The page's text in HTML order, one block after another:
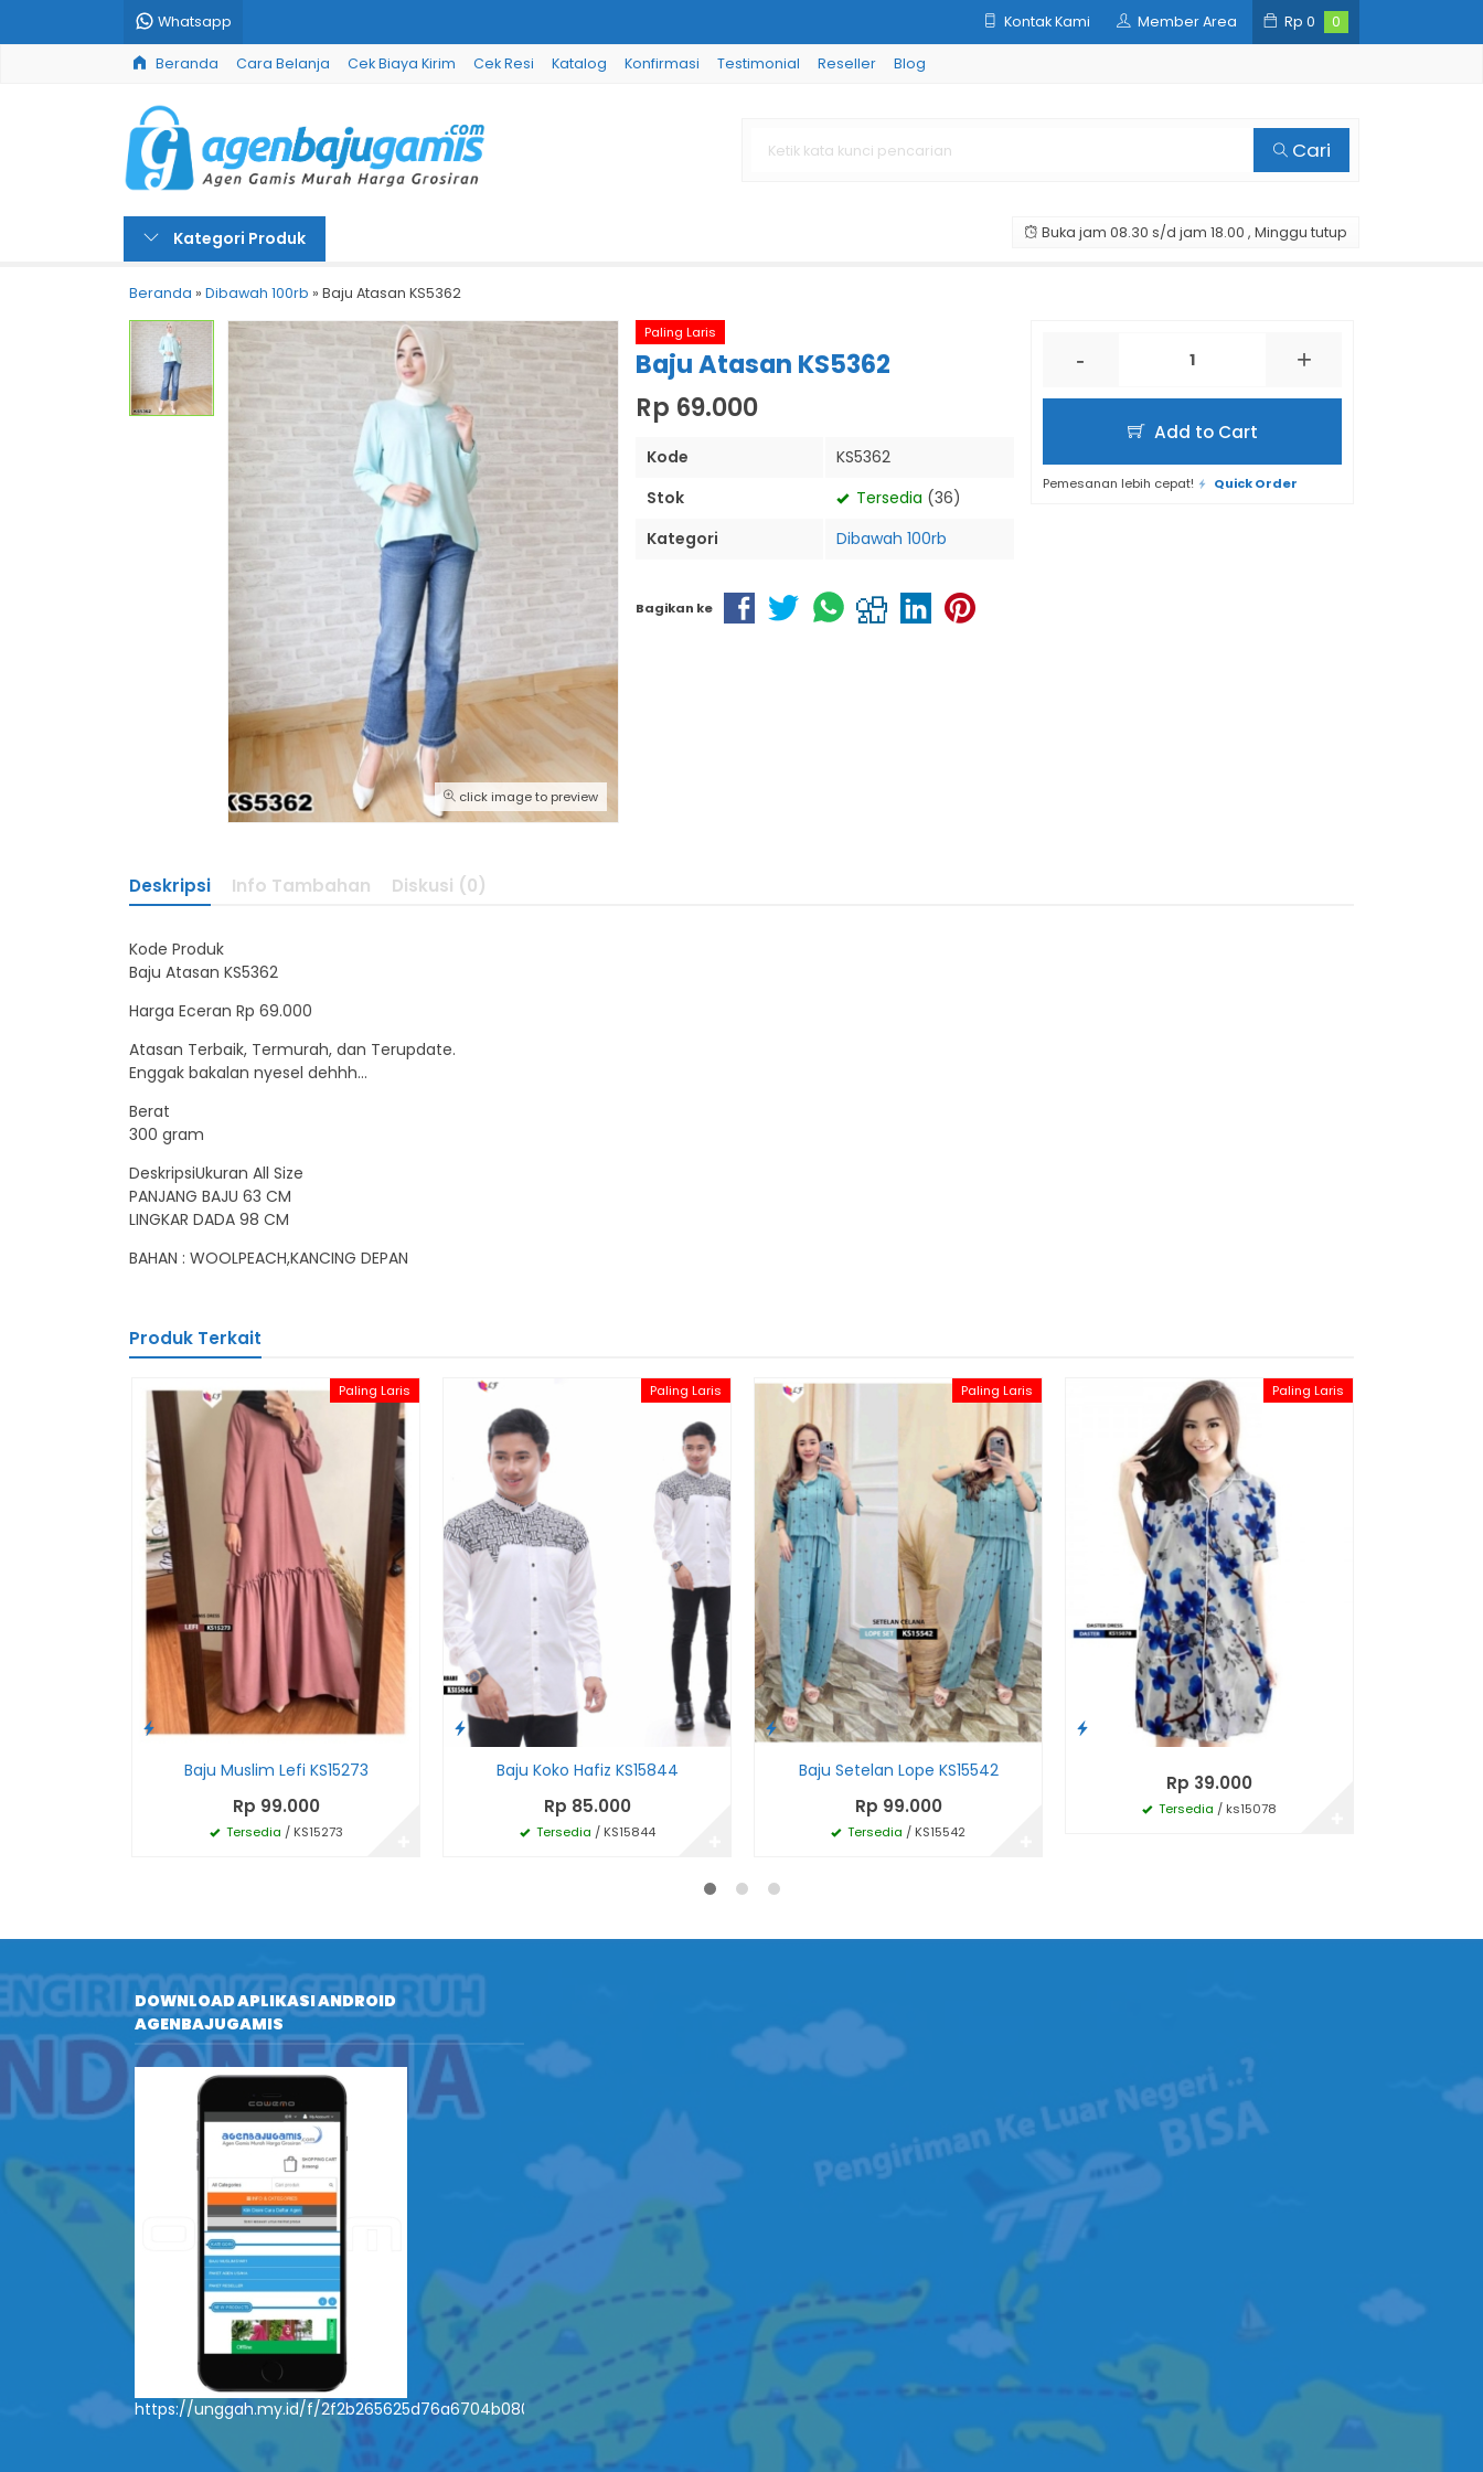
Whatsapp Kontak Kami Member Area Rp 0 0
Beranda Cara Belanja Cek Biaya Kirim Cek Resi Katalog Konfirmasi Testimonial Reseller Blog
Cari
Kategori Produk Buka jam 08.30 s/d jam 18.00 , Minggu tutup
Beranda » Dibawah 100rb » Baju Atasan KS5362
click image to preview
Paling Laris
Baju Atasan KS5362
Rp 69.000
Kode
KS5362
Stok
Tersedia (36)
Kategori
Dibawah 100rb
- +
Add to Cart
Pemesanan lebih cepat! Quick Order
Bagikan ke
Deskripsi Info Tambahan Diskusi (0)
Kode Produk
Baju Atasan KS5362
Harga Eceran Rp 69.000
Atasan Terbaik, Termurah, dan Terupdate.
Enggak bakalan nyesel dehhh…
Berat
300 gram
DeskripsiUkuran All Size
PANJANG BAJU 63 CM
LINGKAR DADA 98 CM
BAHAN : WOOLPEACH,KANCING DEPAN
Produk Terkait
Paling Laris
Baju Muslim Lefi KS15273
Rp 99.000
Tersedia / KS15273
Paling Laris
Baju Koko Hafiz KS15844
Rp 85.000
Tersedia / KS15844
Paling Laris
Baju Setelan Lope KS15542
Rp 99.000
Tersedia / KS15542
Paling Laris
Rp 39.000
Tersedia / ks15078
DOWNLOAD APLIKASI ANDROID
AGENBAJUGAMIS
https://unggah.my.id/f/2f2b265625d76a6704b08093c652fd79